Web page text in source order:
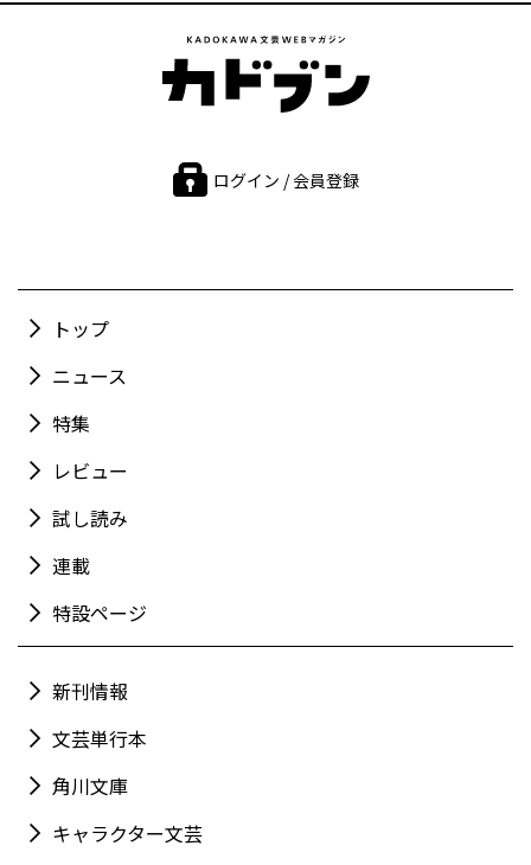
ログイン / 会員登録
トップ
ニュース
特集
レビュー
試し読み
連載
特設ページ
新刊情報
文芸単行本
角川文庫
キャラクター文芸